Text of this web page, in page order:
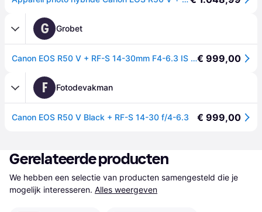
G Grobet
Canon EOS R50 V + RF-S 14-30mm F4-6.3 IS STM PZ€ 999,00
F Fotodevakman
Canon EOS R50 V Black + RF-S 14-30 f/4-6.3 € 999,00
Gerelateerde producten
We hebben een selectie van producten samengesteld die je
mogelijk interesseren. Alles weergeven